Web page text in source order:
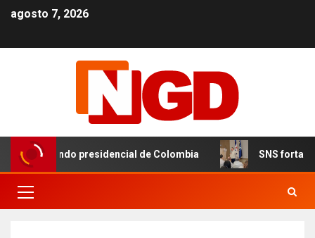
agosto 7, 2026
mando presidencial de Colombia SNS fortalece